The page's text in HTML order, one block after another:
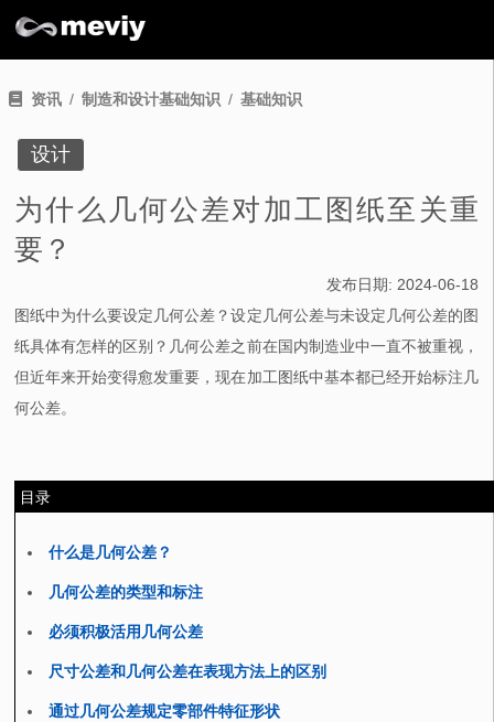
资讯 制造和设计基础知识 基础知识
设计
为什么几何公差对加工图纸至关重
要？
发布日期: 2024-06-18
图纸中为什么要设定几何公差？设定几何公差与未设定几何公差的图
纸具体有怎样的区别？几何公差之前在国内制造业中一直不被重视，
但近年来开始变得愈发重要，现在加工图纸中基本都已经开始标注几
何公差。
目录
什么是几何公差？
几何公差的类型和标注
必须积极活用几何公差
尺寸公差和几何公差在表现方法上的区别
通过几何公差规定零部件特征形状